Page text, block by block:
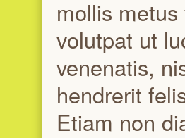
mollis
volutpat ut
venenatis,
hendrerit
Etiam non